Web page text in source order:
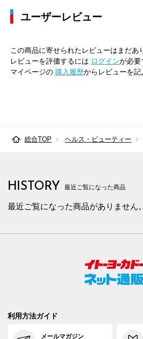
ユーザーレビュー
この商品に寄せられたレビューはまだあ
レビューを評価するには ログインが必要
マイページの 購入履歴からレビューを記
総合TOP ヘルス・ビューティー
HISTORY 最近ご覧になった商品
最近ご覧になった商品がありません。
利用方法ガイド
メールマガジン